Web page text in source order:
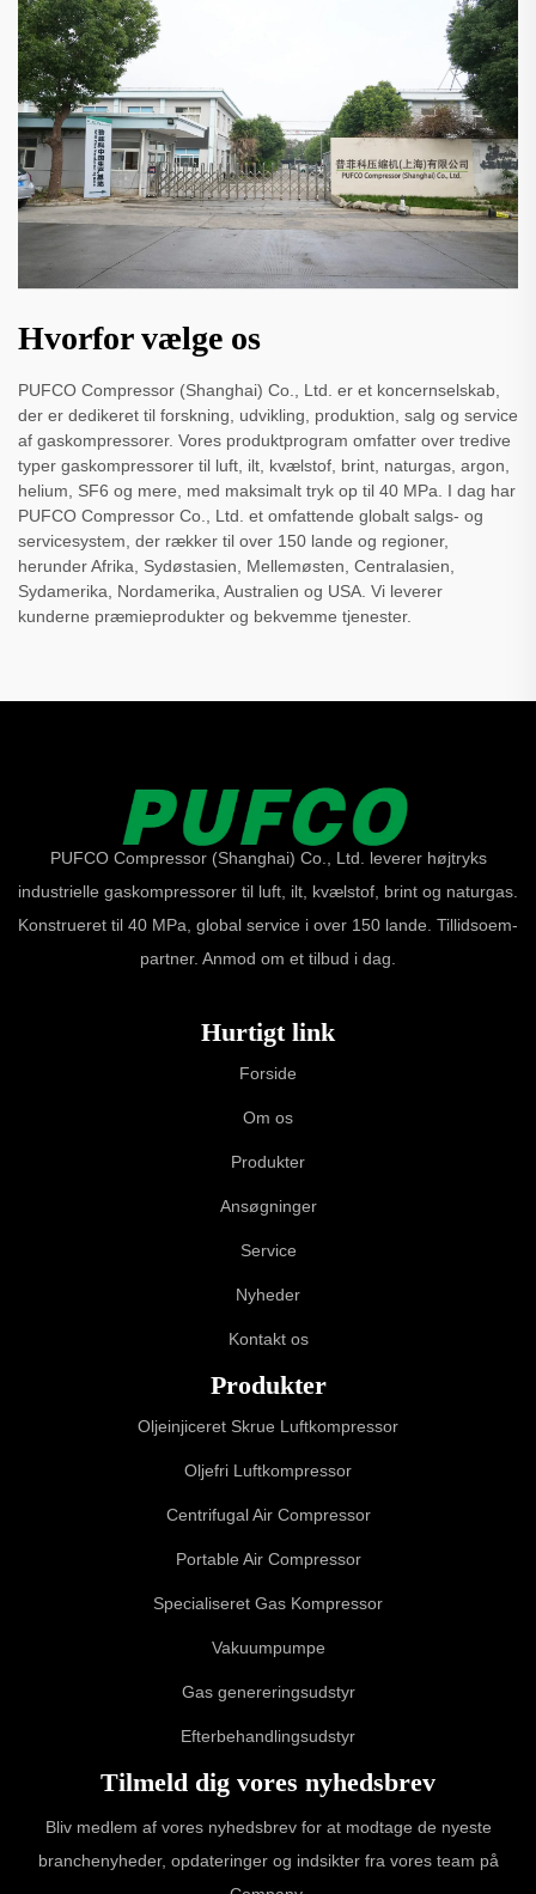
Hvorfor vælge os
PUFCO Compressor (Shanghai) Co., Ltd. er et koncernselskab,
der er dedikeret til forskning, udvikling, produktion, salg og service
af gaskompressorer. Vores produktprogram omfatter over tredive
typer gaskompressorer til luft, ilt, kvælstof, brint, naturgas, argon,
helium, SF6 og mere, med maksimalt tryk op til 40 MPa. I dag har
PUFCO Compressor Co., Ltd. et omfattende globalt salgs- og
servicesystem, der rækker til over 150 lande og regioner,
herunder Afrika, Sydøstasien, Mellemøsten, Centralasien,
Sydamerika, Nordamerika, Australien og USA. Vi leverer
kunderne præmieprodukter og bekvemme tjenester.
PUFCO Compressor (Shanghai) Co., Ltd. leverer højtryks
industrielle gaskompressorer til luft, ilt, kvælstof, brint og naturgas.
Konstrueret til 40 MPa, global service i over 150 lande. Tillidsoem-
partner. Anmod om et tilbud i dag.
Hurtigt link
Forside
Om os
Produkter
Ansøgninger
Service
Nyheder
Kontakt os
Produkter
Oljeinjiceret Skrue Luftkompressor
Oljefri Luftkompressor
Centrifugal Air Compressor
Portable Air Compressor
Specialiseret Gas Kompressor
Vakuumpumpe
Gas genereringsudstyr
Efterbehandlingsudstyr
Tilmeld dig vores nyhedsbrev
Bliv medlem af vores nyhedsbrev for at modtage de nyeste
branchenyheder, opdateringer og indsikter fra vores team på